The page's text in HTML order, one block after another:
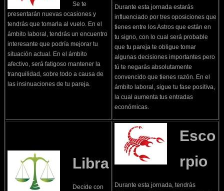
Se te
presentarán nuevas ocasiones y
tendrás que tomarla al vuelo. En el
ámbito laboral, tendrás un encuentro
interesante que podría mejorar tu
situación actual. En el ámbito
afectivo, será fatigoso mantener la
tranquilidad, sobre todo a causa de
las insinuaciones de tu pareja.
Durante esta jornada estarás
influenciado por tres oposiciones que
tienes entre los Astros que están en
tu signo, con lo cual será probable
que tu pareja te obligue tomar
algunas decisiones importantes pero
tú te negarás absolutamente
convencido que tienes razón. En el
ámbito laboral, sigue tu fase positiva,
la cual aumenta tus entradas
económicas.
Libra
Decide con
Esco
rpio
Durante esta jornada, tendrás